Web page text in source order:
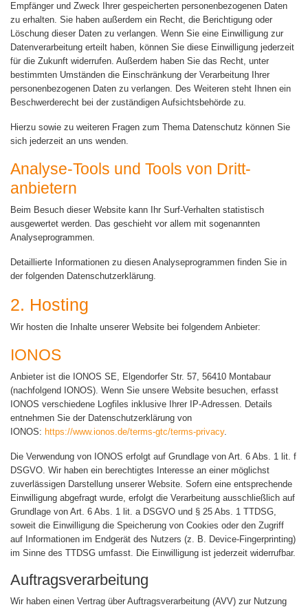
Empfänger und Zweck Ihrer gespeicherten personenbezogenen Daten
zu erhalten. Sie haben außerdem ein Recht, die Berichtigung oder
Löschung dieser Daten zu verlangen. Wenn Sie eine Einwilligung zur
Datenverarbeitung erteilt haben, können Sie diese Einwilligung jederzeit
für die Zukunft widerrufen. Außerdem haben Sie das Recht, unter
bestimmten Umständen die Einschränkung der Verarbeitung Ihrer
personenbezogenen Daten zu verlangen. Des Weiteren steht Ihnen ein
Beschwerderecht bei der zuständigen Aufsichtsbehörde zu.
Hierzu sowie zu weiteren Fragen zum Thema Datenschutz können Sie
sich jederzeit an uns wenden.
Analyse-Tools und Tools von Dritt­
anbietern
Beim Besuch dieser Website kann Ihr Surf-Verhalten statistisch
ausgewertet werden. Das geschieht vor allem mit sogenannten
Analyseprogrammen.
Detaillierte Informationen zu diesen Analyseprogrammen finden Sie in
der folgenden Datenschutzerklärung.
2. Hosting
Wir hosten die Inhalte unserer Website bei folgendem Anbieter:
IONOS
Anbieter ist die IONOS SE, Elgendorfer Str. 57, 56410 Montabaur
(nachfolgend IONOS). Wenn Sie unsere Website besuchen, erfasst
IONOS verschiedene Logfiles inklusive Ihrer IP-Adressen. Details
entnehmen Sie der Datenschutzerklärung von
IONOS: https://www.ionos.de/terms-gtc/terms-privacy.
Die Verwendung von IONOS erfolgt auf Grundlage von Art. 6 Abs. 1 lit. f
DSGVO. Wir haben ein berechtigtes Interesse an einer möglichst
zuverlässigen Darstellung unserer Website. Sofern eine entsprechende
Einwilligung abgefragt wurde, erfolgt die Verarbeitung ausschließlich auf
Grundlage von Art. 6 Abs. 1 lit. a DSGVO und § 25 Abs. 1 TTDSG,
soweit die Einwilligung die Speicherung von Cookies oder den Zugriff
auf Informationen im Endgerät des Nutzers (z. B. Device-Fingerprinting)
im Sinne des TTDSG umfasst. Die Einwilligung ist jederzeit widerrufbar.
Auftragsverarbeitung
Wir haben einen Vertrag über Auftragsverarbeitung (AVV) zur Nutzung